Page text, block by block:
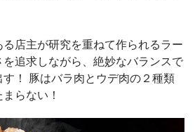
店主が研究を重ねて作られるラー
を追求しながら、絶妙なバランスで
！ 豚はバラ肉とウデ肉の２種類
らない！